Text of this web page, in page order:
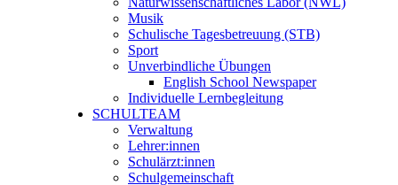
Musik
Schulische Tagesbetreuung (STB)
Sport
Unverbindliche Übungen
English School Newspaper
Individuelle Lernbegleitung
SCHULTEAM
Verwaltung
Lehrer:innen
Schulärzt:innen
Schulgemeinschaft